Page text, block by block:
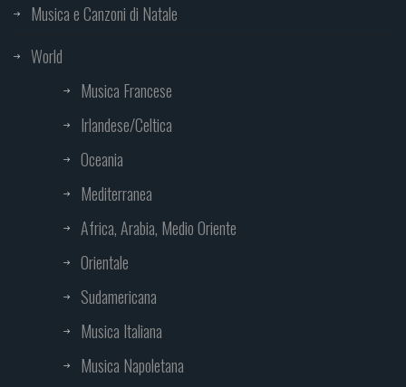
Musica e Canzoni di Natale
World
Musica Francese
Irlandese/Celtica
Oceania
Mediterranea
Africa, Arabia, Medio Oriente
Orientale
Sudamericana
Musica Italiana
Musica Napoletana